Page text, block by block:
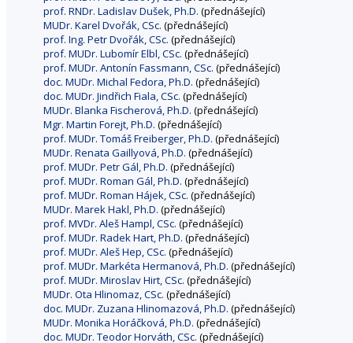
prof. RNDr. Ladislav Dušek, Ph.D. (přednášející)
MUDr. Karel Dvořák, CSc. (přednášející)
prof. Ing. Petr Dvořák, CSc. (přednášející)
prof. MUDr. Lubomír Elbl, CSc. (přednášející)
prof. MUDr. Antonín Fassmann, CSc. (přednášející)
doc. MUDr. Michal Fedora, Ph.D. (přednášející)
doc. MUDr. Jindřich Fiala, CSc. (přednášející)
MUDr. Blanka Fischerová, Ph.D. (přednášející)
Mgr. Martin Forejt, Ph.D. (přednášející)
prof. MUDr. Tomáš Freiberger, Ph.D. (přednášející)
MUDr. Renata Gaillyová, Ph.D. (přednášející)
prof. MUDr. Petr Gál, Ph.D. (přednášející)
prof. MUDr. Roman Gál, Ph.D. (přednášející)
prof. MUDr. Roman Hájek, CSc. (přednášející)
MUDr. Marek Hakl, Ph.D. (přednášející)
prof. MVDr. Aleš Hampl, CSc. (přednášející)
prof. MUDr. Radek Hart, Ph.D. (přednášející)
prof. MUDr. Aleš Hep, CSc. (přednášející)
prof. MUDr. Markéta Hermanová, Ph.D. (přednášející)
prof. MUDr. Miroslav Hirt, CSc. (přednášející)
MUDr. Ota Hlinomaz, CSc. (přednášející)
doc. MUDr. Zuzana Hlinomazová, Ph.D. (přednášející)
MUDr. Monika Horáčková, Ph.D. (přednášející)
doc. MUDr. Teodor Horváth, CSc. (přednášející)